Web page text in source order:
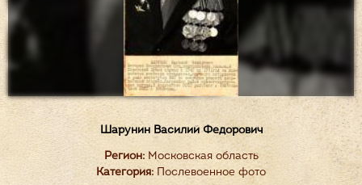
Шарунин Василий Федорович
Регион:Московская область
Категория: Послевоенное фото